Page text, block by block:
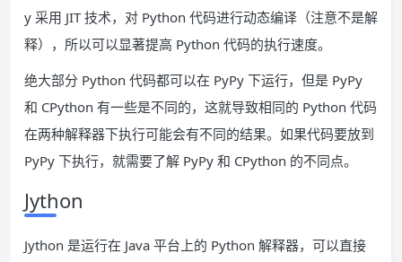
y 采用 JIT 技术，对 Python 代码进行动态编译（注意不是解
释），所以可以显著提高 Python 代码的执行速度。
绝大部分 Python 代码都可以在 PyPy 下运行，但是 PyPy
和 CPython 有一些是不同的，这就导致相同的 Python 代码
在两种解释器下执行可能会有不同的结果。如果代码要放到
PyPy 下执行，就需要了解 PyPy 和 CPython 的不同点。
Jython
Jython 是运行在 Java 平台上的 Python 解释器，可以直接